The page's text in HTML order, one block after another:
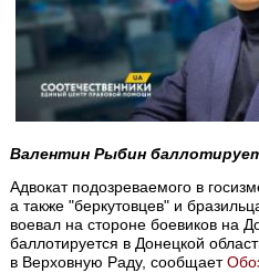
Валентин Рыбин
Адвокат подозреваемого в
а также "беркутовцев" и
воевал на стороне боевиков на
баллотируется в Донецкой
в Верховную Раду, сообщает